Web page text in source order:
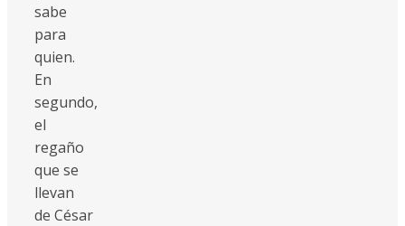
sabe
para
quien.
En
segundo,
el
regaño
que se
llevan
de César